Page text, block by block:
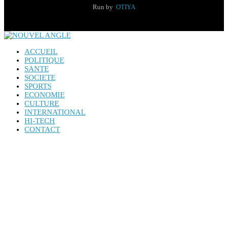
Run by OTIYA
ACCUEIL
POLITIQUE
SANTE
SOCIETE
SPORTS
ECONOMIE
CULTURE
INTERNATIONAL
HI-TECH
CONTACT